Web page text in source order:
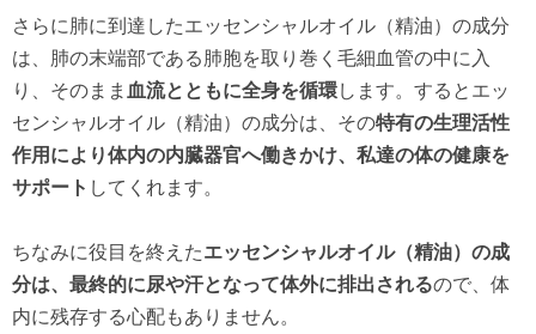
さらに肺に到達したエッセンシャルオイル（精油）の成分
は、肺の末端部である肺胞を取り巻く毛細血管の中に入
り、そのまま 血流とともに全身を循環します。するとエッ
センシャルオイル（精油）の成分は、その特有の生理活性
作用により体内の内臓器官へ働きかけ、私達の体の健康を
サポート してくれます。
ちなみに役目を終えたエッセンシャルオイル（精油）の成
分は、最終的に尿や汗となって体外に排出されるので、体
内に残存する心配もありません。